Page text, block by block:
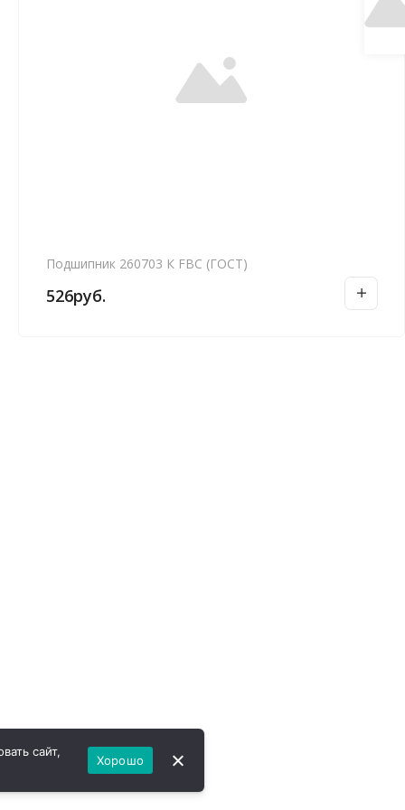
Подшипник 260703 К FBC (ГОСТ)
526руб.
сайт,
Хорошо